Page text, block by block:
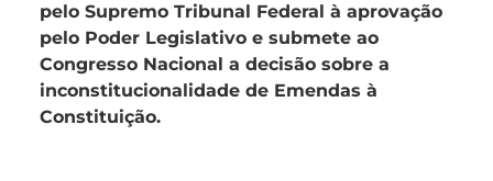
pelo Supremo Tribunal Federal à aprovação
pelo Poder Legislativo e submete ao
Congresso Nacional a decisão sobre a
inconstitucionalidade de Emendas à
Constituição.